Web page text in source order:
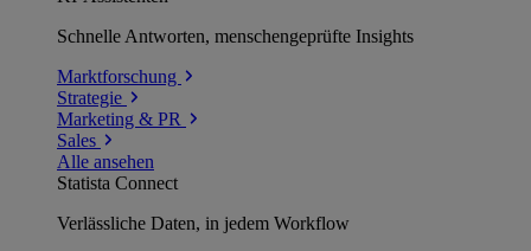
Schnelle Antworten, menschengeprüfte Insights
Marktforschung
Strategie
Marketing & PR
Sales
Alle ansehen
Statista Connect
Verlässliche Daten, in jedem Workflow